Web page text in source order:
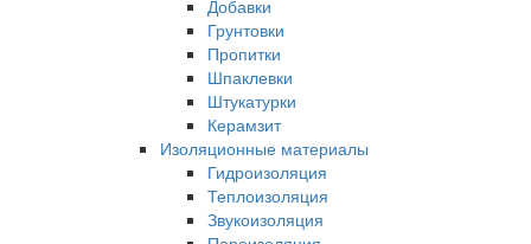
Добавки
Грунтовки
Пропитки
Шпаклевки
Штукатурки
Керамзит
Изоляционные материалы
Гидроизоляция
Теплоизоляция
Звукоизоляция